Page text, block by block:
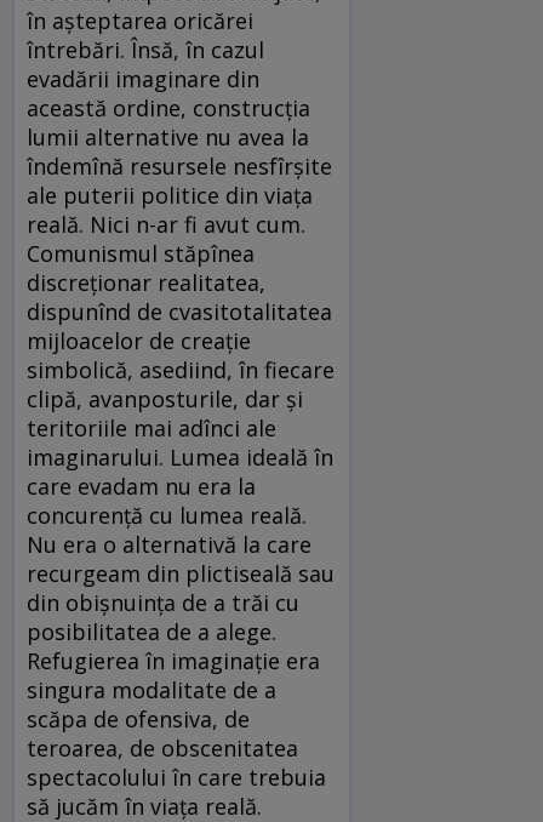
în aşteptarea oricărei
întrebări. Însă, în cazul
evadării imaginare din
această ordine, construcţia
lumii alternative nu avea la
îndemînă resursele nesfîrşite
ale puterii politice din viaţa
reală. Nici n-ar fi avut cum.
Comunismul stăpînea
discreţionar realitatea,
dispunînd de cvasitotalitatea
mijloacelor de creaţie
simbolică, asediind, în fiecare
clipă, avanposturile, dar şi
teritoriile mai adînci ale
imaginarului. Lumea ideală în
care evadam nu era la
concurenţă cu lumea reală.
Nu era o alternativă la care
recurgeam din plictiseală sau
din obişnuinţa de a trăi cu
posibilitatea de a alege.
Refugierea în imaginaţie era
singura modalitate de a
scăpa de ofensiva, de
teroarea, de obscenitatea
spectacolului în care trebuia
să jucăm în viaţa reală.